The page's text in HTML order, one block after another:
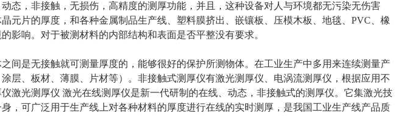
态，非接触，无损伤，高精度的测厚功能，并且，这种设备对人与环境都无污染无伤害
元片的厚度，和各种金属制品生产线、塑料膜挤出、嵌镶板、压模木板、地毯、PVC、橡
影响。对于被测材料的内部结构和表面是否平整没有要求。
间是无接触就可测量厚度的，能够很好的保护所测物体。在工业生产中多用来连续测量产
层、板材、薄膜、片材等）。非接触式测厚仪有激光测厚仪、电涡流测厚仪，根据应用不
激光测厚仪 激光在线测厚仪是新一代研制的在线、动态，非接触式的测厚仪。它集激光技
，可广泛用于生产线上对各种材料的厚度进行在线的实时测厚，是我国工业生产线产品质